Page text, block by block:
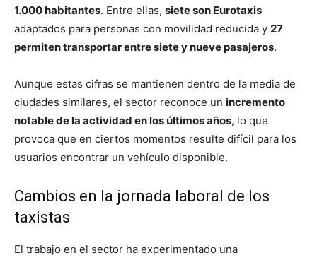
1.000 habitantes. Entre ellas, siete son Eurotaxis
adaptados para personas con movilidad reducida y 27
permiten transportar entre siete y nueve pasajeros.
Aunque estas cifras se mantienen dentro de la media de
ciudades similares, el sector reconoce un incremento
notable de la actividad en los últimos años, lo que
provoca que en ciertos momentos resulte difícil para los
usuarios encontrar un vehículo disponible.
Cambios en la jornada laboral de los
taxistas
El trabajo en el sector ha experimentado una